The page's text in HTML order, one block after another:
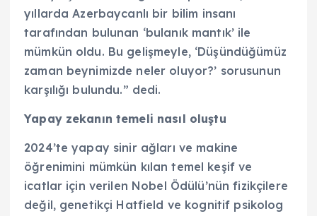
yıllarda Azerbaycanlı bir bilim insanı
tarafından bulunan ‘bulanık mantık’ ile
mümkün oldu. Bu gelişmeyle, ‘Düşündüğümüz
zaman beynimizde neler oluyor?’ sorusunun
karşılığı bulundu.” dedi.
Yapay zekanın temeli nasıl oluştu
2024’te yapay sinir ağları ve makine
öğrenimini mümkün kılan temel keşif ve
icatlar için verilen Nobel Ödülü’nün fizikçilere
değil, genetikçi Hatfield ve kognitif psikolog